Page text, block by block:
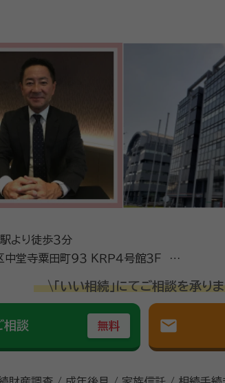
より徒歩３分
９３ ＫＲＰ４号館３Ｆ ＫＲ
\「いい相続」にてご相談を承り
相談 無料 mail